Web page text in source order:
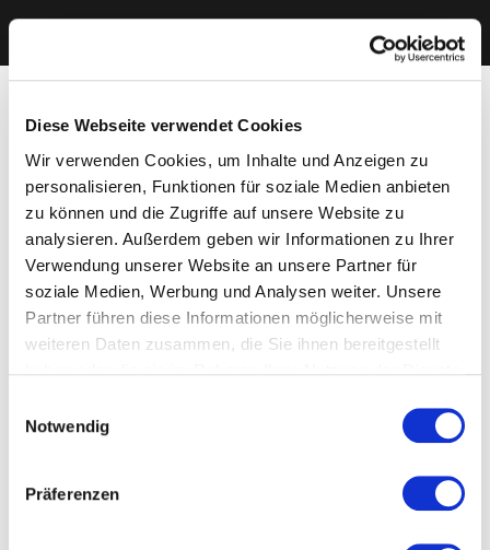
Diese Webseite verwendet Cookies
Wir verwenden Cookies, um Inhalte und Anzeigen zu
personalisieren, Funktionen für soziale Medien anbieten
zu können und die Zugriffe auf unsere Website zu
analysieren. Außerdem geben wir Informationen zu Ihrer
Verwendung unserer Website an unsere Partner für
soziale Medien, Werbung und Analysen weiter. Unsere
Partner führen diese Informationen möglicherweise mit
weiteren Daten zusammen, die Sie ihnen bereitgestellt
Cookies, wenn Sie unsere Webseite weiterhin nutzen.
Notwendig
Präferenzen